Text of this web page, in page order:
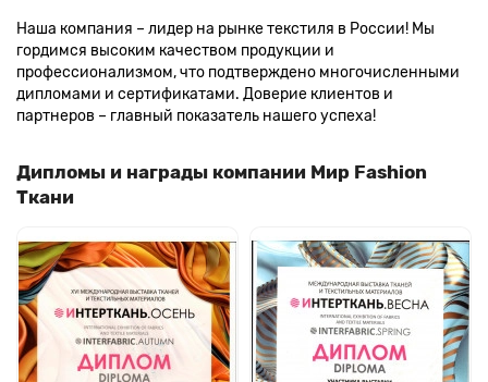
Наша компания – лидер на рынке текстиля в России! Мы
гордимся высоким качеством продукции и
профессионализмом, что подтверждено многочисленными
дипломами и сертификатами. Доверие клиентов и
партнеров – главный показатель нашего успеха!
Дипломы и награды компании Мир Fashion
Ткани